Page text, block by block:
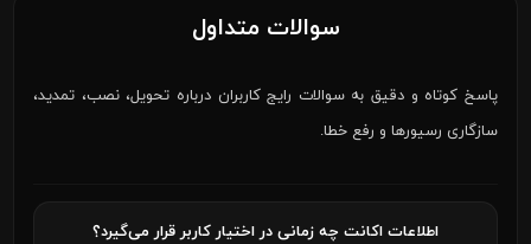
سوالات متداول
پاسخ کوتاه و دقیق به سوالات رایج کاربران درباره تحویل، نصب، تمدید،
سازگاری رسیورها و رفع خطا.
اطلاعات اکانت چه زمانی در اختیار کاربر قرار می‌گیرد؟